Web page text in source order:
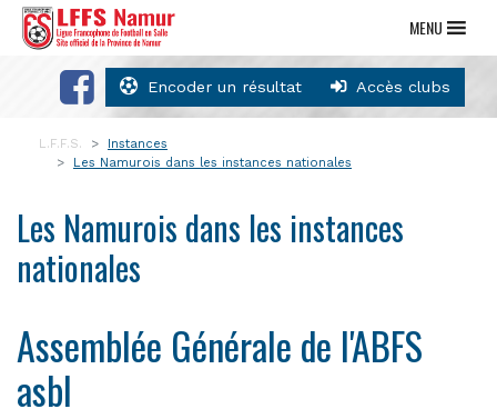
Encoder un résultat Accès clubs
MENU
L.F.F.S.
Instances
Les Namurois dans les instances nationales
Les Namurois dans les instances
nationales
Assemblée Générale de l'ABFS
asbl